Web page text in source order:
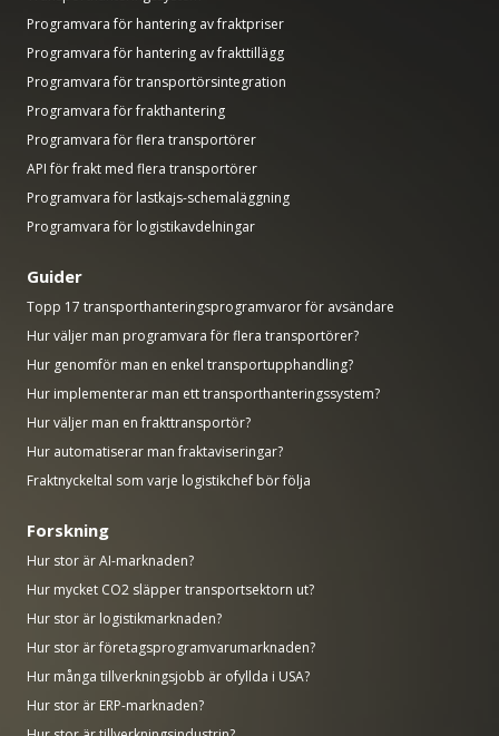
Programvara för hantering av fraktpriser
Programvara för hantering av frakttillägg
Programvara för transportörsintegration
Programvara för frakthantering
Programvara för flera transportörer
API för frakt med flera transportörer
Programvara för lastkajs-schemaläggning
Programvara för logistikavdelningar
Guider
Topp 17 transporthanteringsprogramvaror för avsändare
Hur väljer man programvara för flera transportörer?
Hur genomför man en enkel transportupphandling?
Hur implementerar man ett transporthanteringssystem?
Hur väljer man en frakttransportör?
Hur automatiserar man fraktaviseringar?
Fraktnyckeltal som varje logistikchef bör följa
Forskning
Hur stor är AI-marknaden?
Hur mycket CO2 släpper transportsektorn ut?
Hur stor är logistikmarknaden?
Hur stor är företagsprogramvarumarknaden?
Hur många tillverkningsjobb är ofyllda i USA?
Hur stor är ERP-marknaden?